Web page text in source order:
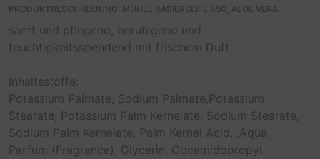
PRODUKTBESCHREIBUNG: MÜHLE RASIERSEIFE 65G, ALOE VERA
sanft und pflegend, beruhigend und
feuchtigkeitsspendend mit frischem Duft.
Inhaltsstoffe:
Potassium Palmate, Sodium Palmate,Potassium
Stearate, Potassium Palm Kernelate, Sodium Stearate,
Sodium Palm Kernelate, Palm Kernel Acid, ,Aqua,
Parfum (Fragrance), Glycerin, Cocamidopropyl